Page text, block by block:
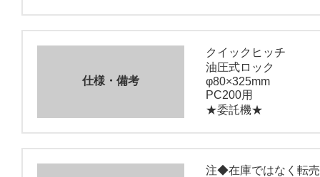
仕様・備考
クイックヒッチ
油圧式ロック
φ80×325mm
PC200用
★委託機★
注◆在庫ではなく転